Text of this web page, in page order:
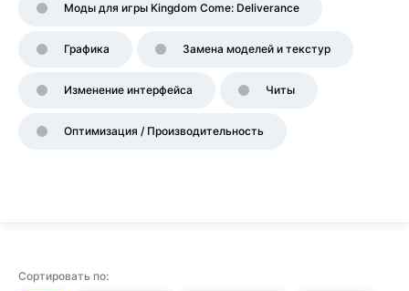
Моды для игры Kingdom Come: Deliverance
Графика Замена моделей и текстур
Изменение интерфейса Читы
Оптимизация / Производительность
Сортировать по: